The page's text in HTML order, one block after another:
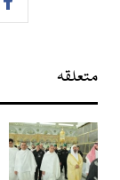
متعلقہ